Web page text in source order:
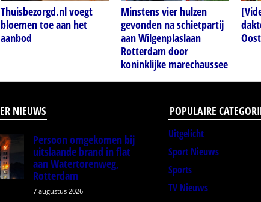
Thuisbezorgd.nl voegt
bloemen toe aan het
aanbod
Minstens vier hulzen
gevonden na schietpartij
aan Wilgenplaslaan
Rotterdam door
koninklijke marechaussee
NIEUWS
Persoon omgekomen bij
uitslaande brand in flat
aan Watertorenweg,
Rotterdam
7 augustus 2026
POPULAIRE
Uitgelicht
Sport Nieuws
Sports
TV Nieuws